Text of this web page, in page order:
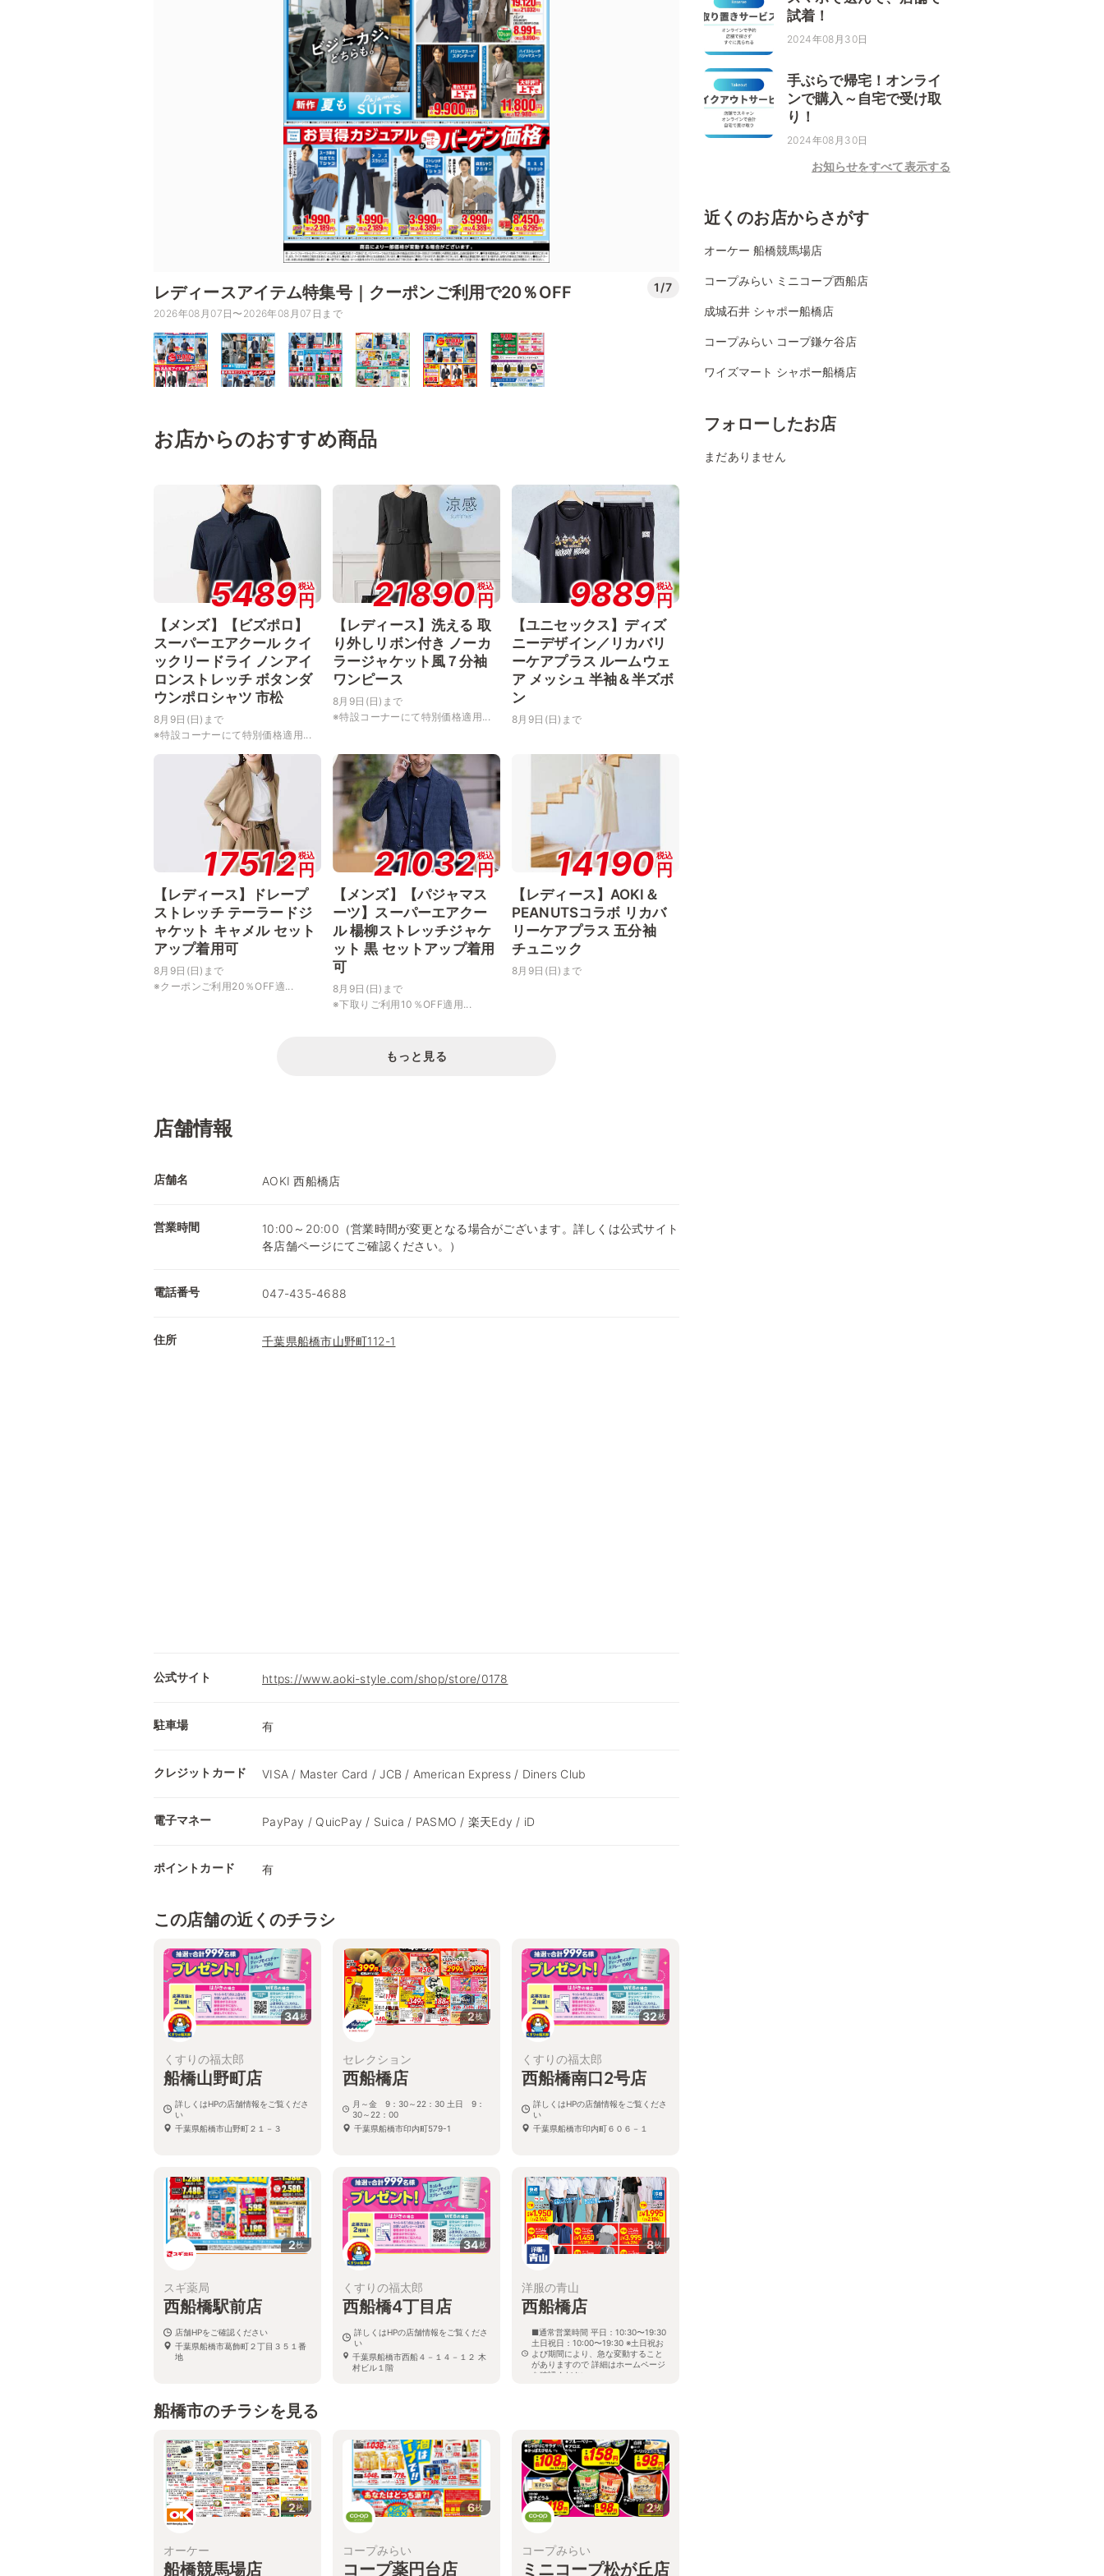
レディースアイテム特集号｜クーポンご利用で20％OFF 1/7
2026年08月07日〜2026年08月07日まで
お店からのおすすめ商品
5489税込
円
【メンズ】【ビズポロ】
スーパーエアクール クイ
ックリードライ ノンアイ
ロンストレッチ ボタンダ
ウンポロシャツ 市松
8月9日(日)まで
※特設コーナーにて特別価格適用...
21890税込
円
【レディース】洗える 取
り外しリボン付き ノーカ
ラージャケット風７分袖
ワンピース
8月9日(日)まで
※特設コーナーにて特別価格適用...
9889税込
円
【ユニセックス】ディズ
ニーデザイン／リカバリ
ーケアプラス ルームウェ
ア メッシュ 半袖＆半ズボ
ン
8月9日(日)まで
17512税込
円
【レディース】ドレープ
ストレッチ テーラードジ
ャケット キャメル セット
アップ着用可
8月9日(日)まで
※クーポンご利用20％OFF適...
21032税込
円
【メンズ】【パジャマス
ーツ】スーパーエアクー
ル 楊柳ストレッチジャケ
ット 黒 セットアップ着用
可
8月9日(日)まで
※下取りご利用10％OFF適用...
14190税込
円
【レディース】AOKI＆
PEANUTSコラボ リカバ
リーケアプラス 五分袖
チュニック
8月9日(日)まで
もっと見る
店舗情報
店舗名 AOKI 西船橋店
営業時間
10:00～20:00（営業時間が変更となる場合がございます。詳しくは公式サイト
各店舗ページにてご確認ください。）
電話番号 047-435-4688
住所 千葉県船橋市山野町112-1
公式サイト https://www.aoki-style.com/shop/store/0178
駐車場 有
クレジットカード VISA / Master Card / JCB / American Express / Diners Club
電子マネー PayPay / QuicPay / Suica / PASMO / 楽天Edy / iD
ポイントカード 有
この店舗の近くのチラシ
34枚
くすりの福太郎
船橋山野町店
詳しくはHPの店舗情報をご覧くださ
い
千葉県船橋市山野町２１－３
2枚
セレクション
西船橋店
月～金 9：30～22：30 土日 9：
30～22：00
千葉県船橋市印内町579-1
32枚
くすりの福太郎
西船橋南口2号店
詳しくはHPの店舗情報をご覧くださ
い
千葉県船橋市印内町６０６－１
2枚
スギ薬局
西船橋駅前店
店舗HPをご確認ください
千葉県船橋市葛飾町２丁目３５１番
地
34枚
くすりの福太郎
西船橋4丁目店
詳しくはHPの店舗情報をご覧くださ
い
千葉県船橋市西船４－１４－１２ 木
村ビル１階
8枚
洋服の青山
西船橋店
■通常営業時間 平日：10:30〜19:30
土日祝日：10:00〜19:30 ※土日祝お
よび期間により、急な変動すること
がありますので 詳細はホームページ
を確認ください
船橋市のチラシを見る
2枚
オーケー
船橋競馬場店
6枚
コープみらい
コープ薬円台店
2枚
コープみらい
ミニコープ松が丘店
試着！
2024年08月30日
手ぶらで帰宅！オンライ
ンで購入～自宅で受け取
り！
2024年08月30日
お知らせをすべて表示する
近くのお店からさがす
オーケー 船橋競馬場店
コープみらい ミニコープ西船店
成城石井 シャポー船橋店
コープみらい コープ鎌ケ谷店
ワイズマート シャポー船橋店
フォローしたお店
まだありません